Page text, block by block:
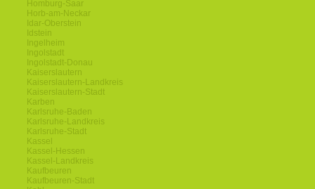
Homburg-Saar
Horb-am-Neckar
Idar-Oberstein
Idstein
Ingelheim
Ingolstadt
Ingolstadt-Donau
Kaiserslautern
Kaiserslautern-Landkreis
Kaiserslautern-Stadt
Karben
Karlsruhe-Baden
Karlsruhe-Landkreis
Karlsruhe-Stadt
Kassel
Kassel-Hessen
Kassel-Landkreis
Kaufbeuren
Kaufbeuren-Stadt